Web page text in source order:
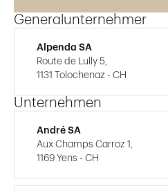
Generalunternehmer
Alpenda SA
Route de Lully 5,
1131 Tolochenaz - CH
Unternehmen
André SA
Aux Champs Carroz 1,
1169 Yens - CH